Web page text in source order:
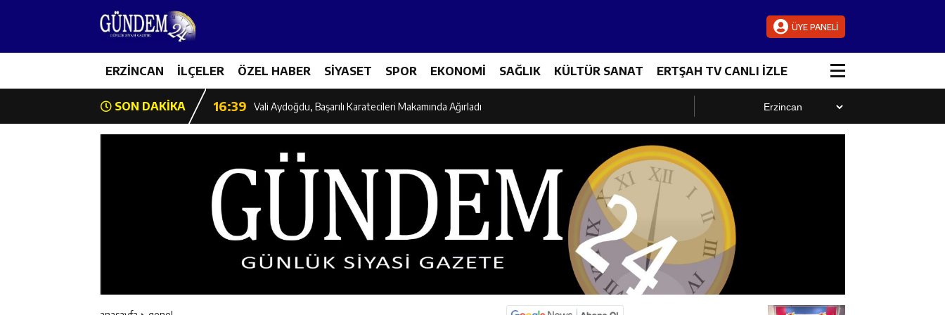
ÜYE PANELİ
ERZİNCAN İLÇELER ÖZEL HABER SİYASET SPOR EKONOMİ SAĞLIK KÜLTÜR SANAT ERTŞAH TV CANLI İZLE
SON DAKİKA
16:40 Mustafa Sarıgül’den “Parti Değiştirdi” İddialarına Yanıt
16:39 Vali Aydoğdu, Başarılı Karatecileri Makamında Ağırladı
11:42 Erzincan’da Kadına Yönelik Şiddetle Mücadele İçin Kurumlar Bir Araya Geldi
11:41 Hafızlık Sadece Ezber Değil, Kur’an’ın Anlamıyla Yaşamaktır
HSK Başkanvekili Fuzuli Aydoğdu’dan Erzincan Valisi Hamza Aydoğdu’ya Ziyaret